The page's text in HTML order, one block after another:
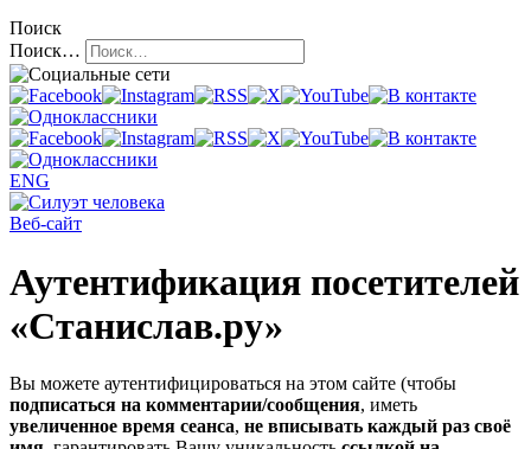
Поиск
Поиск…
ENG
Веб-сайт
Аутентификация посетителей
«Станислав.ру»
Вы можете аутентифицироваться на этом сайте (чтобы
подписаться на комментарии/сообщения, иметь
увеличенное время сеанса, не вписывать каждый раз своё